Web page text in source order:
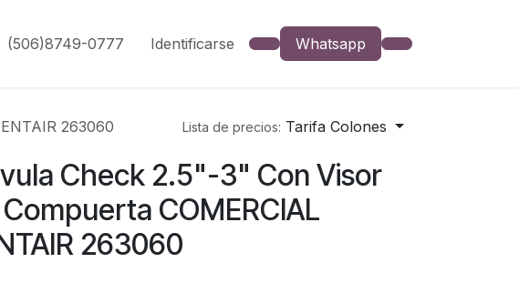
(506)8749-0777 Identificarse Whatsapp
263060 Lista de precios: Tarifa Colones
Check 2.5"-3" Con Visor
COMERCIAL
263060